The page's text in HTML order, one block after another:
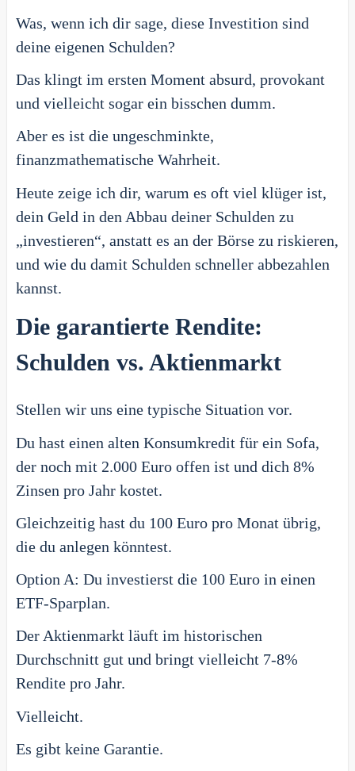
Was, wenn ich dir sage, diese Investition sind
deine eigenen Schulden?
Das klingt im ersten Moment absurd, provokant
und vielleicht sogar ein bisschen dumm.
Aber es ist die ungeschminkte,
finanzmathematische Wahrheit.
Heute zeige ich dir, warum es oft viel klüger ist,
dein Geld in den Abbau deiner Schulden zu
„investieren“, anstatt es an der Börse zu riskieren,
und wie du damit Schulden schneller abbezahlen
kannst.
Die garantierte Rendite:
Schulden vs. Aktienmarkt
Stellen wir uns eine typische Situation vor.
Du hast einen alten Konsumkredit für ein Sofa,
der noch mit 2.000 Euro offen ist und dich 8%
Zinsen pro Jahr kostet.
Gleichzeitig hast du 100 Euro pro Monat übrig,
die du anlegen könntest.
Option A: Du investierst die 100 Euro in einen
ETF-Sparplan.
Der Aktienmarkt läuft im historischen
Durchschnitt gut und bringt vielleicht 7-8%
Rendite pro Jahr.
Vielleicht.
Es gibt keine Garantie.